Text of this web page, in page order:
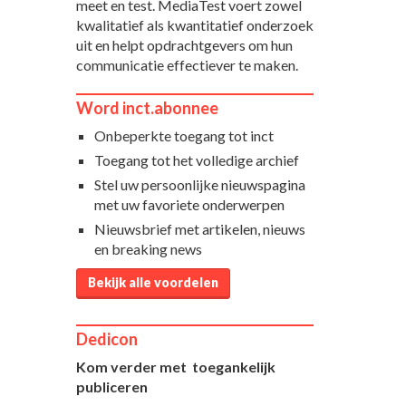
meet en test. MediaTest voert zowel
kwalitatief als kwantitatief onderzoek
uit en helpt opdrachtgevers om hun
communicatie effectiever te maken.
Word inct.abonnee
Onbeperkte toegang tot inct
Toegang tot het volledige archief
Stel uw persoonlijke nieuwspagina
met uw favoriete onderwerpen
Nieuwsbrief met artikelen, nieuws
en breaking news
Bekijk alle voordelen
Dedicon
Kom verder met toegankelijk
publiceren